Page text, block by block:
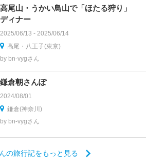
高尾山・うかい鳥山で「ほたる狩り」
ディナー
2025/06/13 - 2025/06/14
高尾・八王子(東京)
by bn-vygさん
鎌倉朝さんぽ
2024/08/01
鎌倉(神奈川)
by bn-vygさん
の旅行記をもっと見る